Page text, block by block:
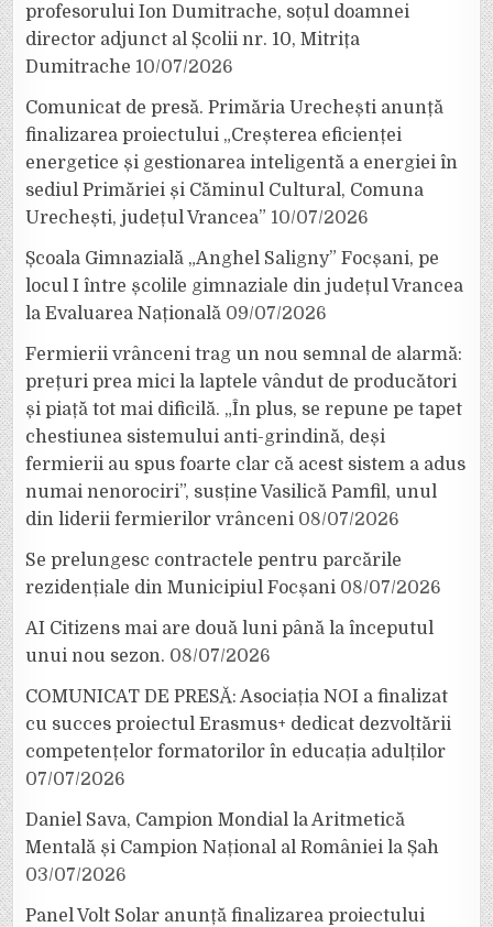
profesorului Ion Dumitrache, soțul doamnei
director adjunct al Școlii nr. 10, Mitrița
Dumitrache 10/07/2026
Comunicat de presă. Primăria Urechești anunță
finalizarea proiectului „Creșterea eficienței
energetice și gestionarea inteligentă a energiei în
sediul Primăriei și Căminul Cultural, Comuna
Urechești, județul Vrancea” 10/07/2026
Școala Gimnazială „Anghel Saligny” Focșani, pe
locul I între școlile gimnaziale din județul Vrancea
la Evaluarea Națională 09/07/2026
Fermierii vrânceni trag un nou semnal de alarmă:
prețuri prea mici la laptele vândut de producători
și piață tot mai dificilă. „În plus, se repune pe tapet
chestiunea sistemului anti-grindină, deși
fermierii au spus foarte clar că acest sistem a adus
numai nenorociri”, susține Vasilică Pamfil, unul
din liderii fermierilor vrânceni 08/07/2026
Se prelungesc contractele pentru parcările
rezidențiale din Municipiul Focșani 08/07/2026
AI Citizens mai are două luni până la începutul
unui nou sezon. 08/07/2026
COMUNICAT DE PRESĂ: Asociația NOI a finalizat
cu succes proiectul Erasmus+ dedicat dezvoltării
competențelor formatorilor în educația adulților
07/07/2026
Daniel Sava, Campion Mondial la Aritmetică
Mentală și Campion Național al României la Șah
03/07/2026
Panel Volt Solar anunță finalizarea proiectului